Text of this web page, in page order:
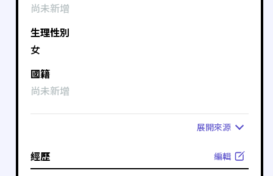
尚未新增
生理性別
女
國籍
尚未新增
展開來源
經歷 編輯